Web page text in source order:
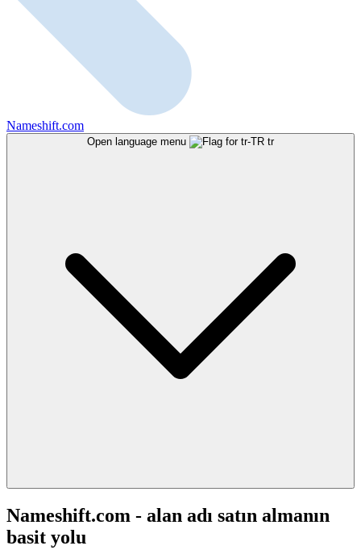
Nameshift.com
Open language menu tr
Nameshift.com - alan adı satın almanın
basit yolu